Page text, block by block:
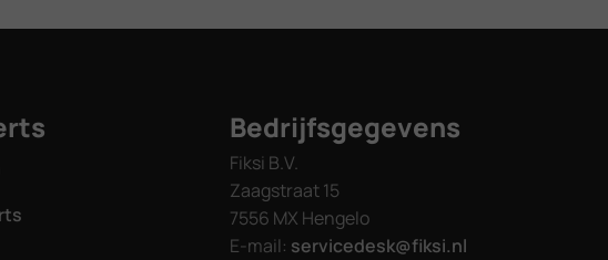
Bedrijfsgegevens
Fiksi B.V.
Zaagstraat 15
7556 MX Hengelo
E-mail: servicedesk@fiksi.nl